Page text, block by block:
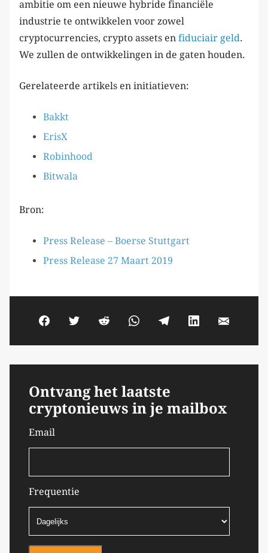
ambitie om een nieuwe hybride financiële
industrie te ontwikkelen voor zowel
cryptocurrencies, crypto assets en fiduciair geld.
We zullen de ontwikkelingen in de gaten houden.
Gerelateerde artikels en initiatieven:
Bakkt
ErisX
Robinhood
Bitwala
Bron:
Press Release – Boerse Stuttgart
Press Release 27 Maart 2019
Ontvang het laatste
cryptonieuws in je mailbox
Email
Frequentie